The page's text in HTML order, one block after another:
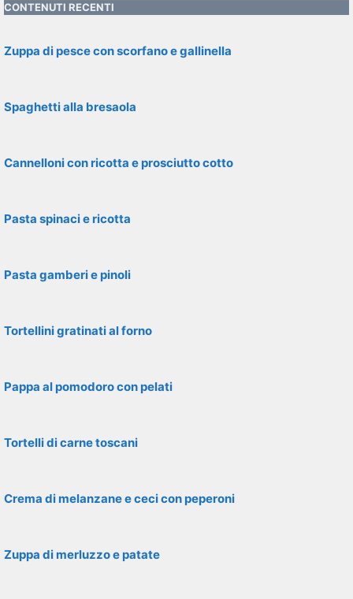
CONTENUTI RECENTI
Zuppa di pesce con scorfano e gallinella
Spaghetti alla bresaola
Cannelloni con ricotta e prosciutto cotto
Pasta spinaci e ricotta
Pasta gamberi e pinoli
Tortellini gratinati al forno
Pappa al pomodoro con pelati
Tortelli di carne toscani
Crema di melanzane e ceci con peperoni
Zuppa di merluzzo e patate